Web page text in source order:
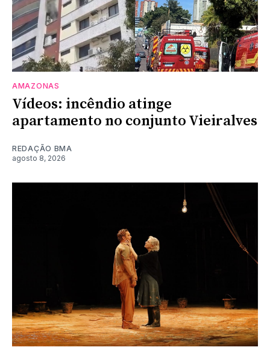
AMAZONAS
Vídeos: incêndio atinge
apartamento no conjunto Vieiralves
REDAÇÃO BMA
agosto 8, 2026